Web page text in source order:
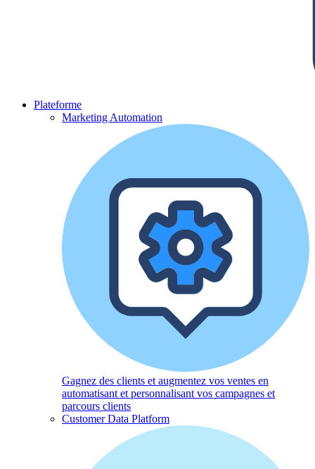
Plateforme
Marketing Automation
Gagnez des clients et augmentez vos ventes en
automatisant et personnalisant vos campagnes et
parcours clients
Customer Data Platform